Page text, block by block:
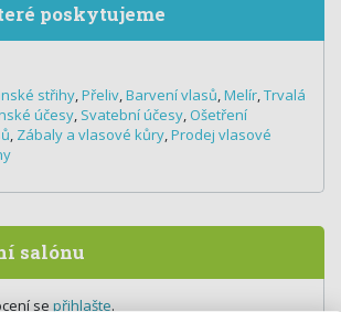
poskytujeme
střihy,Přeliv,Barvení vlasů,Melír,Trvalá
účesy, Svatební účesy, Ošetření
, Zábaly a vlasové kůry,Prodej vlasové
salónu
se přihlašte.